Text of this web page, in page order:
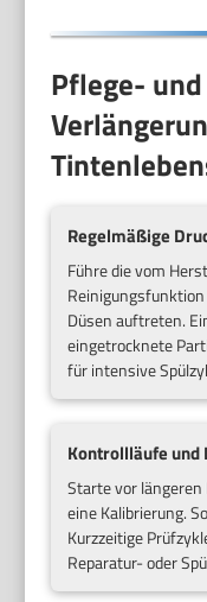
Pflege-
Regelmäßige
Führe die vom
Düsen auftreten.
eingetrocknete
für intensive
Kontrollläufe und
Starte vor
eine Kalibrierung.
Kurzzeitige
Reparatur- oder